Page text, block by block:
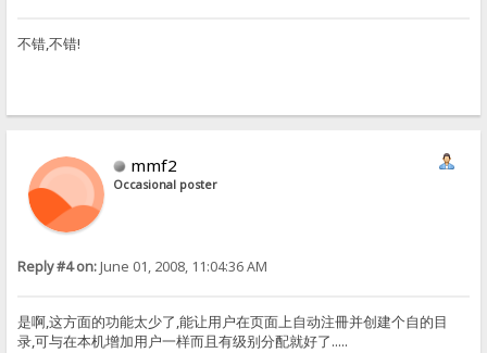
不错,不错!
mmf2
Occasional poster
Reply #4 on:June 01, 2008, 11:04:36 AM
是啊,这方面的功能太少了,能让用户在页面上自动注冊并创建个自的目
录,可与在本机增加用户一样而且有级别分配就好了.....